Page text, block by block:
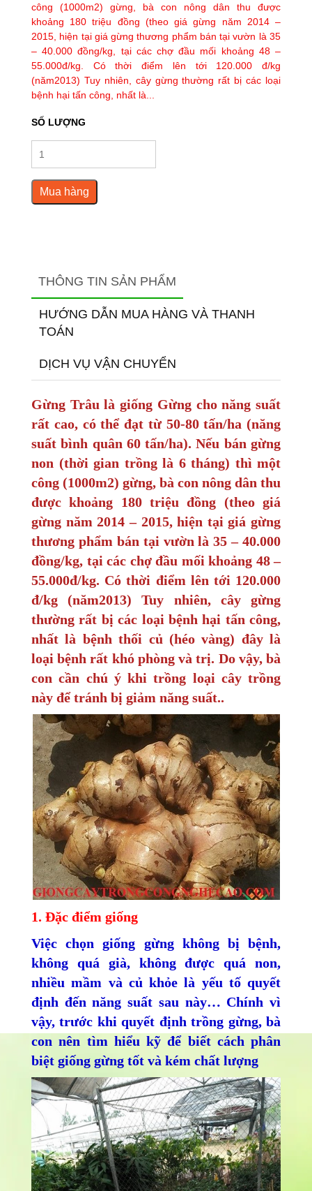
công (1000m2) gừng, bà con nông dân thu được
khoảng 180 triệu đồng (theo giá gừng năm 2014 –
2015, hiện tại giá gừng thương phẩm bán tại vườn là 35
– 40.000 đồng/kg, tại các chợ đầu mối khoảng 48 –
55.000đ/kg. Có thời điểm lên tới 120.000 đ/kg
(năm2013) Tuy nhiên, cây gừng thường rất bị các loại
bệnh hại tấn công, nhất là...
SỐ LƯỢNG
Mua hàng
THÔNG TIN SẢN PHẨM
HƯỚNG DẪN MUA HÀNG VÀ THANH
TOÁN
DỊCH VỤ VẬN CHUYỂN
Gừng Trâu là giống Gừng cho năng suất
rất cao, có thể đạt từ 50-80 tấn/ha (năng
suất bình quân 60 tấn/ha). Nếu bán gừng
non (thời gian trồng là 6 tháng) thì một
công (1000m2) gừng, bà con nông dân thu
được khoảng 180 triệu đồng (theo giá
gừng năm 2014 – 2015, hiện tại giá gừng
thương phẩm bán tại vườn là 35 – 40.000
đồng/kg, tại các chợ đầu mối khoảng 48 –
55.000đ/kg. Có thời điểm lên tới 120.000
đ/kg (năm2013) Tuy nhiên, cây gừng
thường rất bị các loại bệnh hại tấn công,
nhất là bệnh thối củ (héo vàng) đây là
loại bệnh rất khó phòng và trị. Do vậy, bà
con cần chú ý khi trồng loại cây trồng
này để tránh bị giảm năng suất..
1. Đặc điểm giống
Việc chọn giống gừng không bị bệnh,
không quá già, không được quá non,
nhiều mầm và củ khỏe là yếu tố quyết
định đến năng suất sau này… Chính vì
vậy, trước khi quyết định trồng gừng, bà
con nên tìm hiểu kỹ để biết cách phân
biệt giống gừng tốt và kém chất lượng